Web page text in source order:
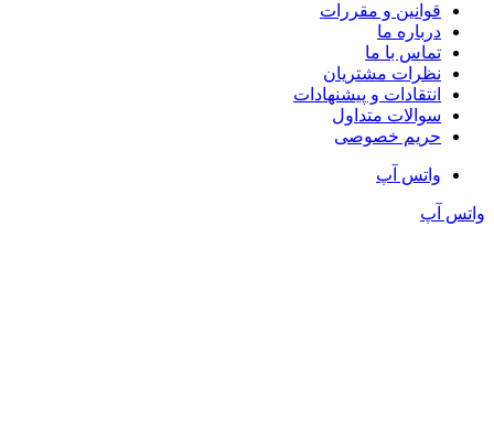
قوانین و مقررات
درباره ما
تماس با ما
نظرات مشتریان
انتقادات و پیشنهادات
سوالات متداول
حریم خصوصی
واتس آپ
واتس آپ